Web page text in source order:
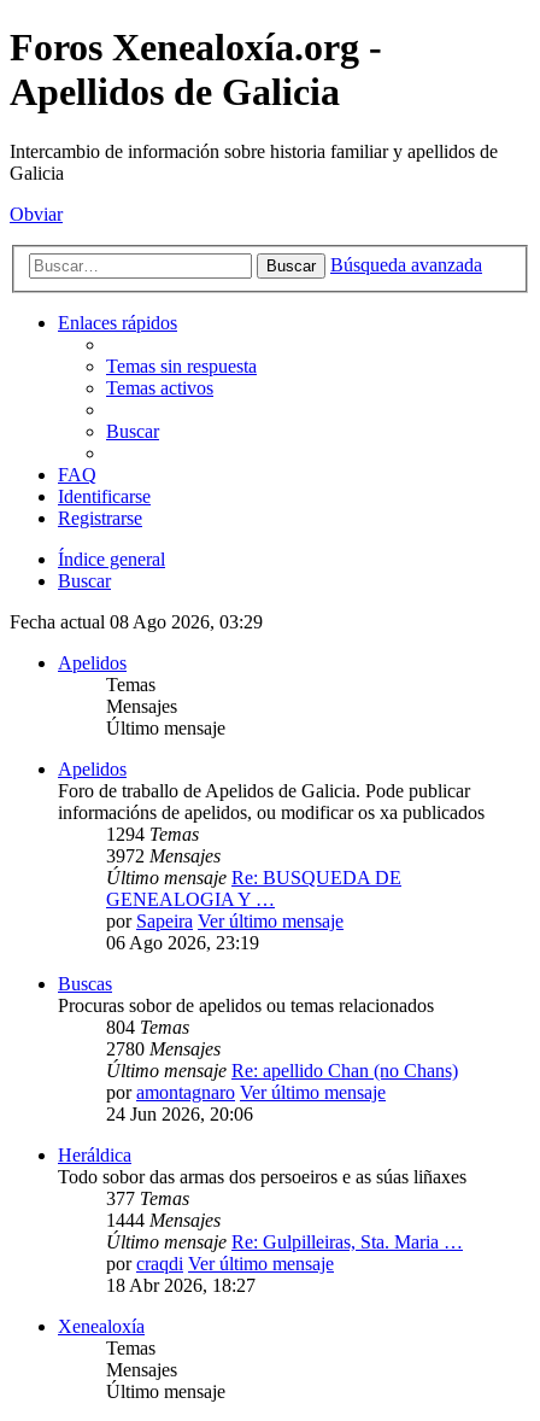
Foros Xenealoxía.org -
Apellidos de Galicia
Intercambio de información sobre historia familiar y apellidos de
Galicia
Obviar
Buscar Búsqueda avanzada
Enlaces rápidos
Temas sin respuesta
Temas activos
Buscar
FAQ
Identificarse
Registrarse
Índice general
Buscar
Fecha actual 08 Ago 2026, 03:29
Apelidos
Temas
Mensajes
Último mensaje
Apelidos
Foro de traballo de Apelidos de Galicia. Pode publicar
informacións de apelidos, ou modificar os xa publicados
1294 Temas
3972 Mensajes
Último mensaje Re: BUSQUEDA DE
GENEALOGIA Y …
por Sapeira Ver último mensaje
06 Ago 2026, 23:19
Buscas
Procuras sobor de apelidos ou temas relacionados
804 Temas
2780 Mensajes
Último mensaje Re: apellido Chan (no Chans)
poramontagnaro Ver último mensaje
24 Jun 2026, 20:06
Heráldica
Todo sobor das armas dos persoeiros e as súas liñaxes
377 Temas
1444 Mensajes
Último mensaje Re: Gulpilleiras, Sta. Maria …
porcraqdi Ver último mensaje
18 Abr 2026, 18:27
Xenealoxía
Temas
Mensajes
Último mensaje